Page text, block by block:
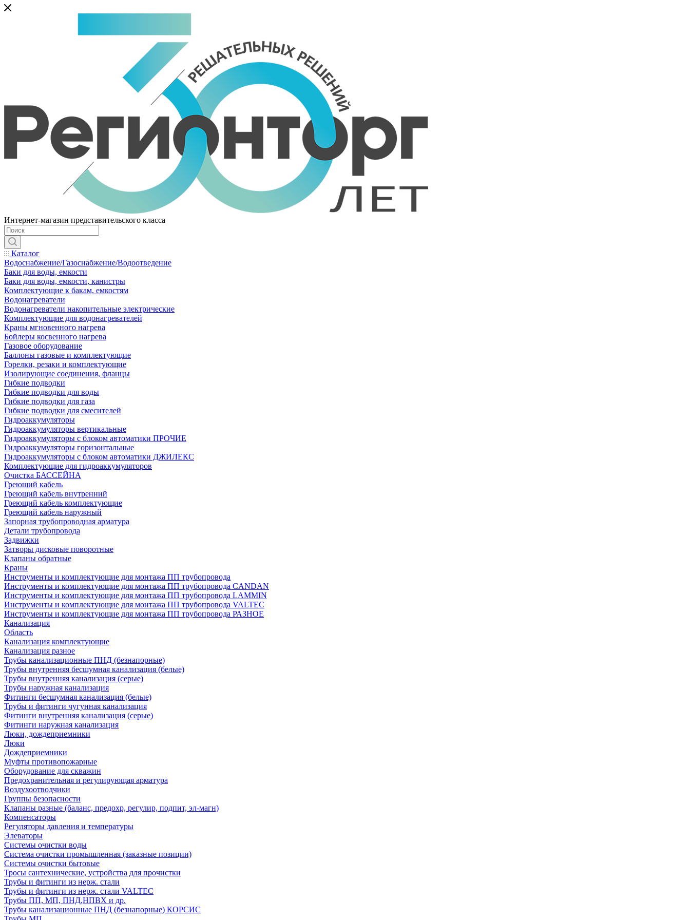
Интернет-магазин представительского класса
Каталог
Водоснабжение/Газоснабжение/Водоотведение
Баки для воды, емкости
Баки для воды, емкости, канистры
Комплектующие к бакам, емкостям
Водонагреватели
Водонагреватели накопительные электрические
Комплектующие для водонагревателей
Краны мгновенного нагрева
Бойлеры косвенного нагрева
Газовое оборудование
Баллоны газовые и комплектующие
Горелки, резаки и комплектующие
Изолирующие соединения, фланцы
Гибкие подводки
Гибкие подводки для воды
Гибкие подводки для газа
Гибкие подводки для смесителей
Гидроаккумуляторы
Гидроаккумуляторы вертикальные
Гидроаккумуляторы с блоком автоматики ПРОЧИЕ
Гидроаккумуляторы горизонтальные
Гидроаккумуляторы с блоком автоматики ДЖИЛЕКС
Комплектующие для гидроаккумуляторов
Очистка БАССЕЙНА
Греющий кабель
Греющий кабель внутренний
Греющий кабель комплектующие
Греющий кабель наружный
Запорная трубопроводная арматура
Детали трубопровода
Задвижки
Затворы дисковые поворотные
Клапаны обратные
Краны
Инструменты и комплектующие для монтажа ПП трубопровода
Инструменты и комплектующие для монтажа ПП трубопровода CANDAN
Инструменты и комплектующие для монтажа ПП трубопровода LAMMIN
Инструменты и комплектующие для монтажа ПП трубопровода VALTEC
Инструменты и комплектующие для монтажа ПП трубопровода РАЗНОЕ
Канализация
Область
Канализация комплектующие
Канализация разное
Трубы канализационные ПНД (безнапорные)
Трубы внутренняя бесшумная канализация (белые)
Трубы внутренняя канализация (серые)
Трубы наружная канализация
Фитинги бесшумная канализация (белые)
Трубы и фитинги чугунная канализация
Фитинги внутренняя канализация (серые)
Фитинги наружная канализация
Люки, дождеприемники
Люки
Дождеприемники
Муфты противопожарные
Оборудование для скважин
Предохранительная и регулирующая арматура
Воздухоотводчики
Группы безопасности
Клапаны разные (баланс, предохр, регулир, подпит, эл-магн)
Компенсаторы
Регуляторы давления и температуры
Элеваторы
Системы очистки воды
Система очистки промышленная (заказные позиции)
Системы очистки бытовые
Тросы сантехнические, устройства для прочистки
Трубы и фитинги из нерж. стали
Трубы и фитинги из нерж. стали VALTEC
Трубы ПП, МП, ПНД,НПВХ и др.
Трубы канализационные ПНД (безнапорные) КОРСИС